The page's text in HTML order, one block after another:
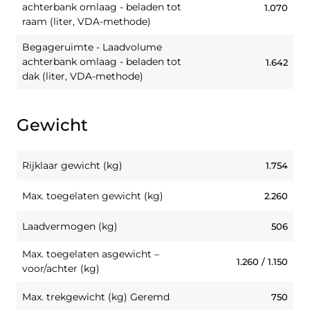
achterbank omlaag - beladen tot
raam (liter, VDA-methode)
1.070
Begageruimte - Laadvolume
achterbank omlaag - beladen tot
dak (liter, VDA-methode)
1.642
Gewicht
Rijklaar gewicht (kg) 1.754
Max. toegelaten gewicht (kg) 2.260
Laadvermogen (kg) 506
Max. toegelaten asgewicht –
voor/achter (kg)
1.260 / 1.150
Max. trekgewicht (kg) Geremd 750